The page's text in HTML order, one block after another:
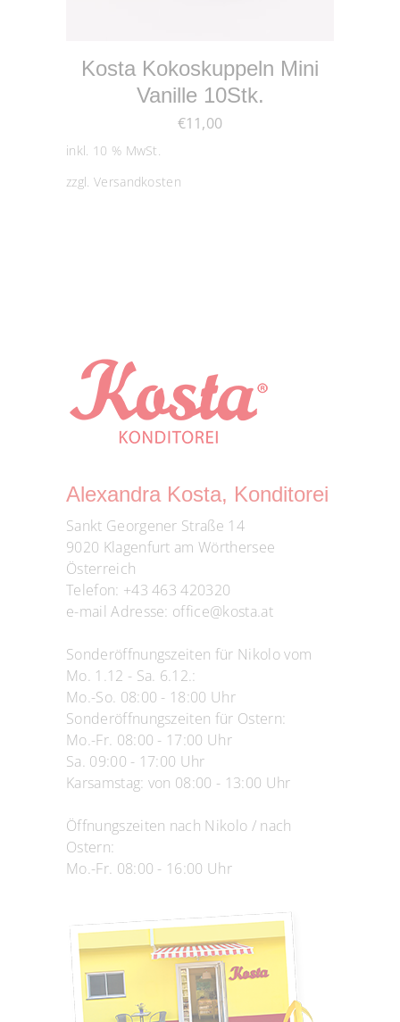
Kosta Kokoskuppeln Mini
Vanille 10Stk.
€11,00
inkl. 10 % MwSt.
zzgl. Versandkosten
Alexandra Kosta, Konditorei
Sankt Georgener Straße 14
9020 Klagenfurt am Wörthersee
Österreich
Telefon: +43 463 420320
e-mail Adresse: office@kosta.at
Sonderöffnungszeiten für Nikolo vom
Mo. 1.12 - Sa. 6.12.:
Mo.-So. 08:00 - 18:00 Uhr
Sonderöffnungszeiten für Ostern:
Mo.-Fr. 08:00 - 17:00 Uhr
Sa. 09:00 - 17:00 Uhr
Karsamstag: von 08:00 - 13:00 Uhr
Öffnungszeiten nach Nikolo / nach
Ostern:
Mo.-Fr. 08:00 - 16:00 Uhr